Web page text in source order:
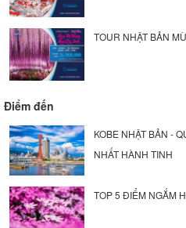
TOUR NHẬT BẢN
Điểm đến
KOBE NHẬT BẢN -
NHẤT HÀNH TINH
TOP 5 ĐIỂM NGẮM